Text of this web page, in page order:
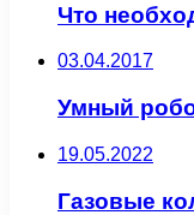
Что
03.04.2017
Умный
19.05.2022
Газовые